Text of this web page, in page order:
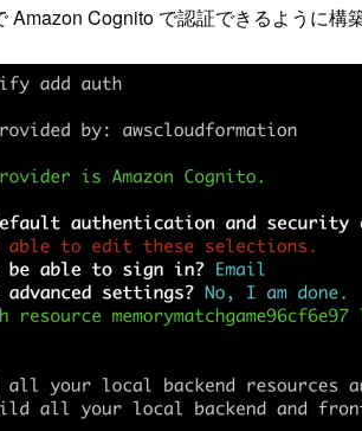
Amazon Cognito で認証できるように構